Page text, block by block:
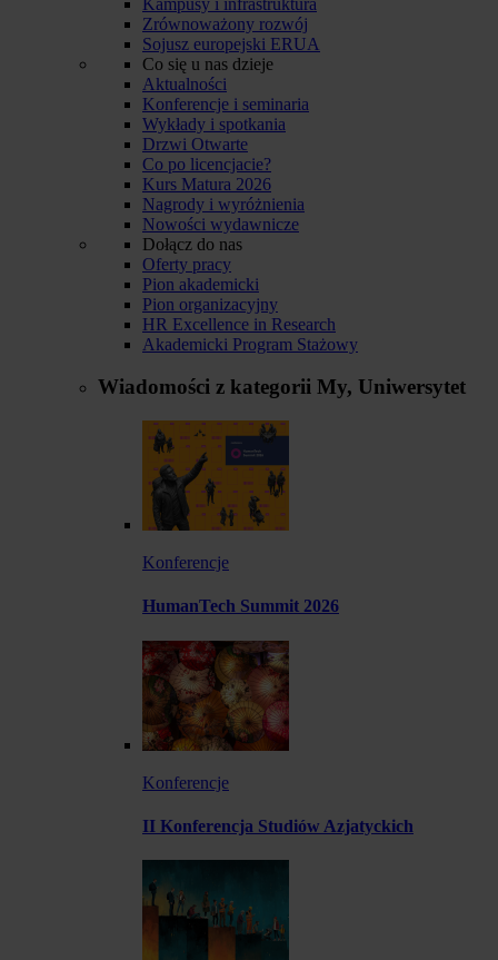
Zrównoważony rozwój
Sojusz europejski ERUA
Co się u nas dzieje
Aktualności
Konferencje i seminaria
Wykłady i spotkania
Drzwi Otwarte
Co po licencjacie?
Kurs Matura 2026
Nagrody i wyróżnienia
Nowości wydawnicze
Dołącz do nas
Oferty pracy
Pion akademicki
Pion organizacyjny
HR Excellence in Research
Akademicki Program Stażowy
Wiadomości z kategorii My, Uniwersytet
Konferencje
HumanTech Summit 2026
Konferencje
II Konferencja Studiów Azjatyckich